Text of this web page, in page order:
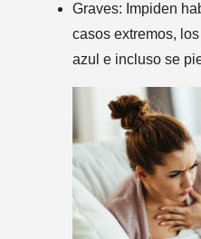
Graves: Impiden
casos extremos,
azul e incluso se